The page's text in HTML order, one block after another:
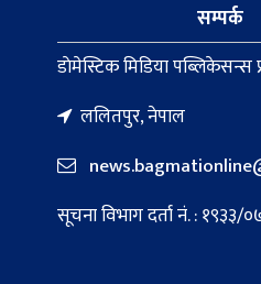
सम्पर्क
डाेमेस्टिक मिडिया पब्लिकेसन्स
ललितपुर, नेपाल
सूचना विभाग दर्ता नं. :